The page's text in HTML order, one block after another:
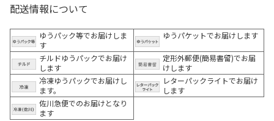
配送情報について
ゆうパック等でお届けしま
す
ゆうパケットでお届けします
チルドゆうパックでお届け
します
定形外郵便(簡易書留)でお届
けします
冷凍ゆうパックでお届けし
ます。
レターパックライトでお届け
します
佐川急便でのお届けとなり
ます